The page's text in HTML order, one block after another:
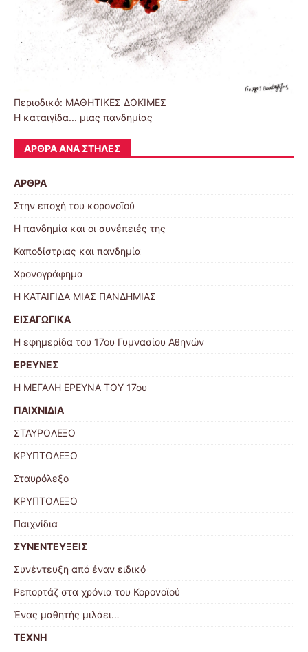
Περιοδικό: ΜΑΘΗΤΙΚΕΣ ΔΟΚΙΜΕΣ
Η καταιγίδα... μιας πανδημίας
ΆΡΘΡΑ ΑΝΆ ΣΤΉΛΕΣ
ΑΡΘΡΑ
Στην εποχή του κορονοϊού
Η πανδημία και οι συνέπειές της
Καποδίστριας και πανδημία
Χρονογράφημα
Η ΚΑΤΑΙΓΙΔΑ ΜΙΑΣ ΠΑΝΔΗΜΙΑΣ
ΕΙΣΑΓΩΓΙΚΑ
Η εφημερίδα του 17ου Γυμνασίου Αθηνών
ΕΡΕΥΝΕΣ
Η ΜΕΓΑΛΗ ΕΡΕΥΝΑ ΤΟΥ 17ου
ΠΑΙΧΝΙΔΙΑ
ΣΤΑΥΡΟΛΕΞΟ
ΚΡΥΠΤΟΛΕΞΟ
Σταυρόλεξο
ΚΡΥΠΤΟΛΕΞΟ
Παιχνίδια
ΣΥΝΕΝΤΕΥΞΕΙΣ
Συνέντευξη από έναν ειδικό
Ρεπορτάζ στα χρόνια του Κορονοϊού
Ένας μαθητής μιλάει…
ΤΕΧΝΗ